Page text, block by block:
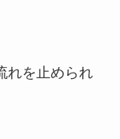
れを止められ